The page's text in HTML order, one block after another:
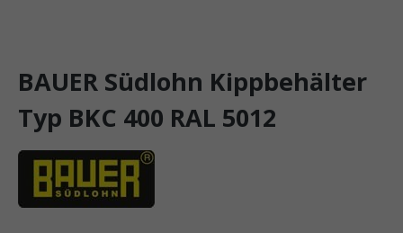
BAUER Südlohn Kippbehälter
Typ BKC 400 RAL 5012